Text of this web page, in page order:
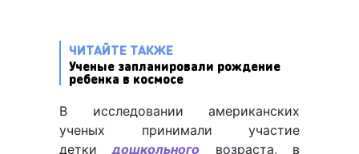
ЧИТАЙТЕ ТАКЖЕ
Ученые запланировали рождение
ребенка в космосе
В исследовании американских
ученых принимали участие
деткидошкольного возраста, в